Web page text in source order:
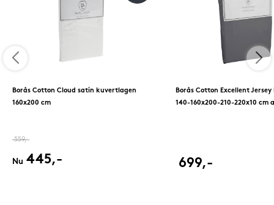
Borås Cotton Cloud satin kuvertlagen
160x200 cm
559,-
Nu 445,-
Borås Cotton Excellent
140-160x200-210-220x10 cm
699,-